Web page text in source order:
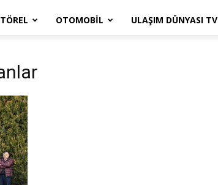
OTOMOBIL ULAŞIM DÜNYASI TV